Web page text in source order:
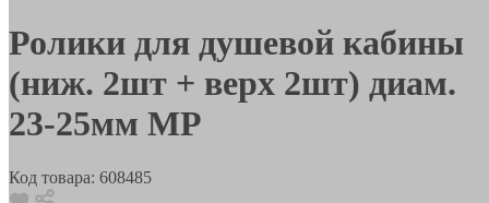
Ролики для душевой кабины
(ниж. 2шт + верх 2шт) диам.
23-25мм MP
Код товара: 608485